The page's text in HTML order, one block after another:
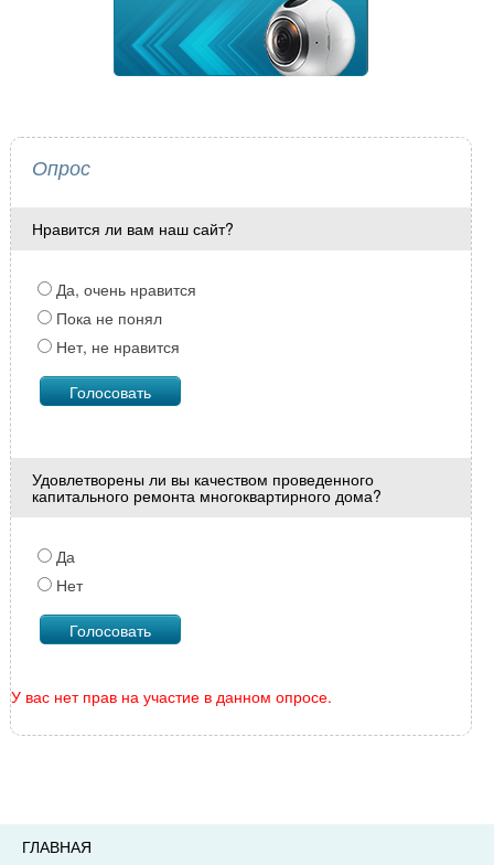
Опрос
Нравится ли вам наш сайт?
Да, очень нравится
Пока не понял
Нет, не нравится
Удовлетворены ли вы качеством проведенного
капитального ремонта многоквартирного дома?
Да
Нет
У вас нет прав на участие в данном опросе.
ГЛАВНАЯ